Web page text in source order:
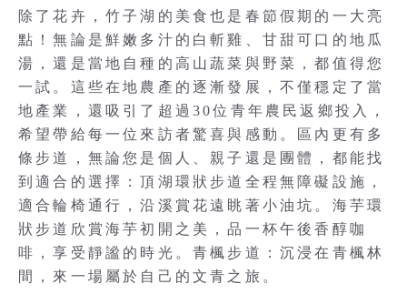
除了花卉，竹子湖的美食也是春節假期的一大亮
點！無論是鮮嫩多汁的白斬雞、甘甜可口的地瓜
湯，還是當地自種的高山蔬菜與野菜，都值得您
一試。這些在地農產的逐漸發展，不僅穩定了當
地產業，還吸引了超過30位青年農民返鄉投入，
希望帶給每一位來訪者驚喜與感動。區內更有多
條步道，無論您是個人、親子還是團體，都能找
到適合的選擇：頂湖環狀步道全程無障礙設施，
適合輪椅通行，沿溪賞花遠眺著小油坑。海芋環
狀步道欣賞海芋初開之美，品一杯午後香醇咖
啡，享受靜謐的時光。青楓步道：沉浸在青楓林
間，來一場屬於自己的文青之旅。